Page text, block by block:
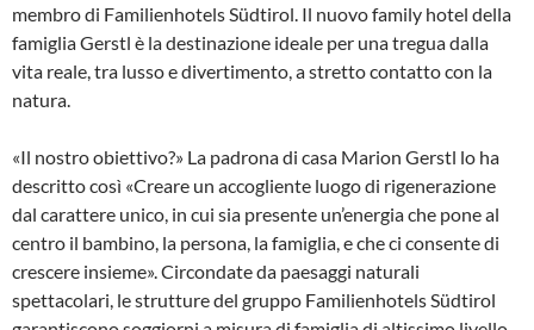
membro di Familienhotels Südtirol. Il nuovo family hotel della
famiglia Gerstl è la destinazione ideale per una tregua dalla
vita reale, tra lusso e divertimento, a stretto contatto con la
natura.
«Il nostro obiettivo?» La padrona di casa Marion Gerstl lo ha
descritto così «Creare un accogliente luogo di rigenerazione
dal carattere unico, in cui sia presente un’energia che pone al
centro il bambino, la persona, la famiglia, e che ci consente di
crescere insieme». Circondate da paesaggi naturali
spettacolari, le strutture del gruppo Familienhotels Südtirol